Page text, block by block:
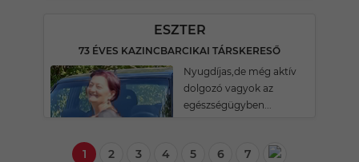
ESZTER
73 ÉVES KAZINCBARCIKAI TÁRSKERESŐ
Nyugdíjas,de még aktív
dolgozó vagyok az
egészségügyben...
1 2 3 4 5 6 7